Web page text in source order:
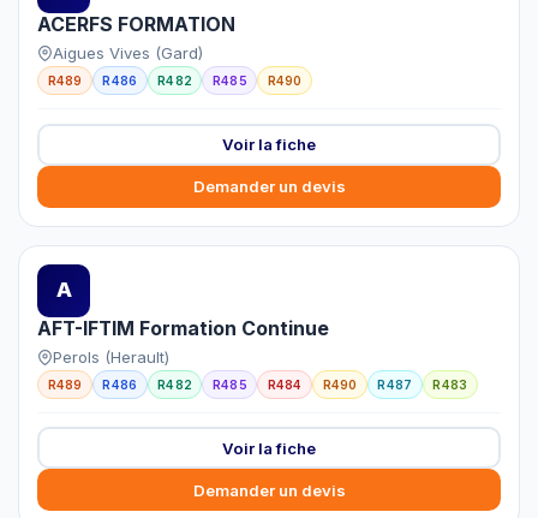
ACERFS FORMATION
Aigues Vives (Gard)
R489 R486 R482 R485 R490
Voir la fiche
Demander un devis
A
AFT-IFTIM Formation Continue
Perols (Herault)
R489 R486 R482 R485 R484 R490 R487 R483
Voir la fiche
Demander un devis